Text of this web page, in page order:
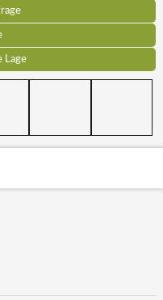
Lage